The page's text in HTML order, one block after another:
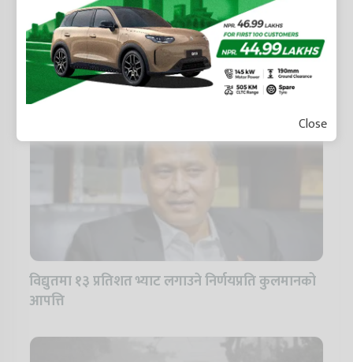
विश्वमा चर्चित १० नेपालीभाषी व्यक्तित्व
विद्युतमा १३ प्रतिशत भ्याट लगाउने निर्णयप्रति कुलमानको
आपत्ति
Close